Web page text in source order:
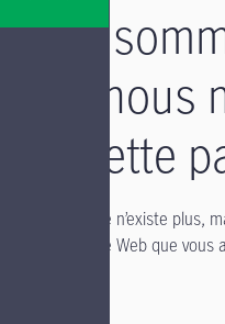
Nous
mais
pas cette
Il se peut qu’elle n’existe plus,
l’adresse du site Web que